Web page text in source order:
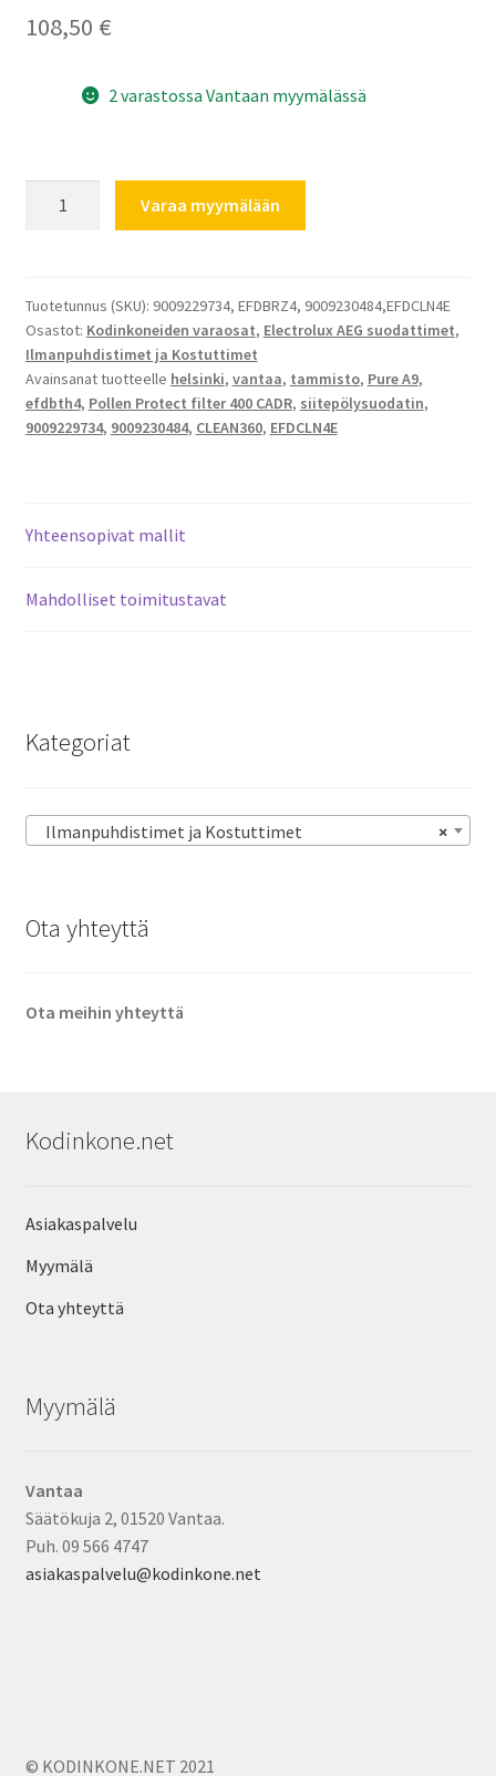
108,50 €
2 varastossa Vantaan myymälässä
puhdistaa
ilman
tehokaasti
ja
poistaa
myös
(
EFDBRZ4)
Varaa myymälään
Tuotetunnus (SKU): 9009229734, EFDBRZ4, 9009230484,EFDCLN4E
Osastot: Kodinkoneiden varaosat, Electrolux AEG suodattimet,
Ilmanpuhdistimet ja Kostuttimet
Avainsanat tuotteelle helsinki, vantaa, tammisto, Pure A9,
efdbth4, Pollen Protect filter 400 CADR, siitepölysuodatin,
9009229734, 9009230484, CLEAN360, EFDCLN4E
Yhteensopivat mallit
Mahdolliset toimitustavat
Kategoriat
×
Ilmanpuhdistimet ja Kostuttimet
Ota yhteyttä
Ota meihin yhteyttä
Kodinkone.net
Asiakaspalvelu
Myymälä
Ota yhteyttä
Myymälä
Vantaa
Säätökuja 2, 01520 Vantaa.
Puh. 09 566 4747
asiakaspalvelu@kodinkone.net
© KODINKONE.NET 2021